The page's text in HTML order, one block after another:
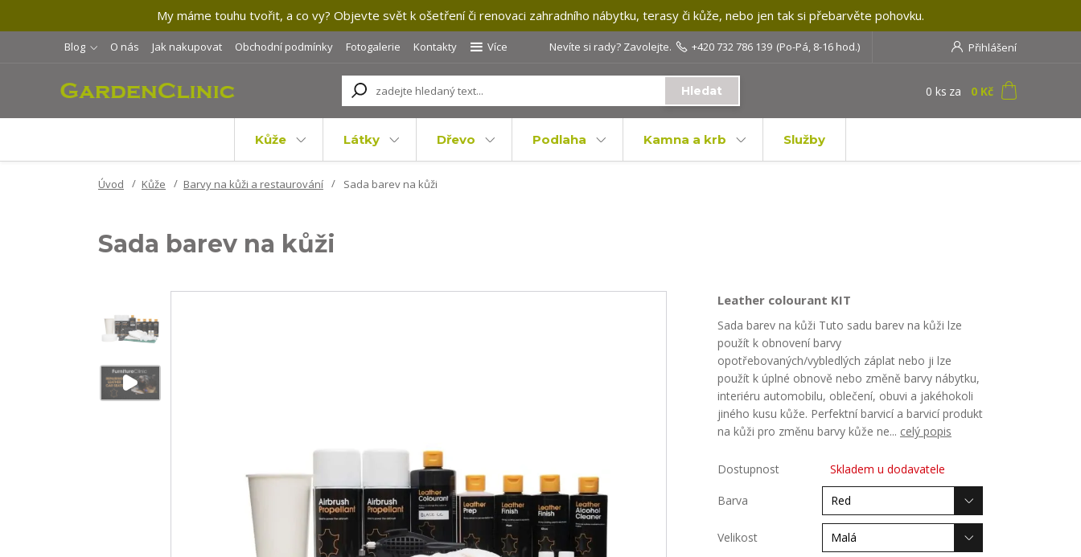
My máme touhu tvořit, a co vy? Objevte svět k ošetření či renovaci zahradního nábytku, terasy či kůže, nebo jen tak si přebarvěte pohovku.
Blog O nás Jak nakupovat Obchodní podmínky Fotogalerie Kontakty Více Přihlášení
Hledat
Nevíte si rady? Zavolejte. +420 732 786 139 (Po-Pá, 8-16 hod.)
0 ks za 0 Kč
Kůže Látky Dřevo Podlaha Kamna a krb Služby
Úvod Kůže Barvy na kůži a restaurování Sada barev na kůži
Sada barev na kůži
Leather colourant KIT
Sada barev na kůži Tuto sadu barev na kůži lze
použít k obnovení barvy
opotřebovaných/vybledlých záplat nebo ji lze
použít k úplné obnově nebo změně barvy nábytku,
interiéru automobilu, oblečení, obuvi a jakéhokoli
jiného kusu kůže. Perfektní barvicí a barvicí produkt
na kůži pro změnu barvy kůže ne... celý popis
Dostupnost Skladem u dodavatele
Barva
Velikost